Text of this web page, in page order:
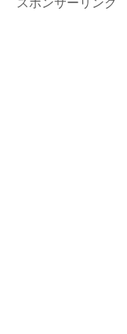
スポンサーリンク